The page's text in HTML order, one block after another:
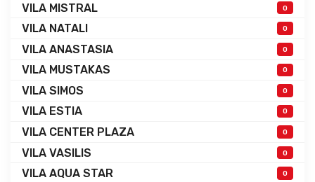
VILA MISTRAL 0
VILA NATALI 0
VILA ANASTASIA 0
VILA MUSTAKAS 0
VILA SIMOS 0
VILA ESTIA 0
VILA CENTER PLAZA 0
VILA VASILIS 0
VILA AQUA STAR 0